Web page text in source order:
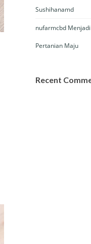
Sushihanamd
nufarmcbd
Pertanian Maju
Recent